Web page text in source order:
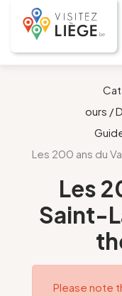
Like a citizen of
Prepare my stay
Our suggestions
Agenda
ours /
Les 200 ans du
Les
Saint-
Please note